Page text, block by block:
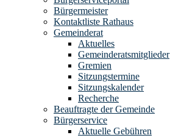
Bürgermeister
Kontaktliste Rathaus
Gemeinderat
Aktuelles
Gemeinderatsmitglieder
Gremien
Sitzungstermine
Sitzungskalender
Recherche
Beauftragte der Gemeinde
Bürgerservice
Aktuelle Gebühren